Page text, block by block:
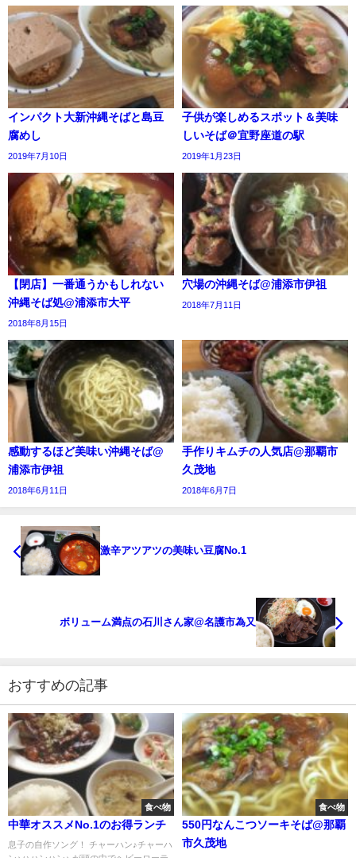
インパクト大新沖縄そばと島豆
腐めし
2019年7月10日
子供が楽しめるスポット＆美味
しいそば＠宜野座道の駅
2019年1月23日
【閉店】一番通うかもしれない
沖縄そば処@浦添市大平
2018年8月15日
穴場の沖縄そば@浦添市伊祖
2018年7月11日
感動するほど美味い沖縄そば@
浦添市伊祖
2018年6月11日
手作りキムチの人気店@那覇市
久茂地
2018年6月7日
激辛アツアツの美味い豆腐No.1
ボリューム満点の石川さん家@名護市為又
おすすめの記事
食べ物
中華オススメNo.1のお得ランチ
息子の自作ソング！ チャーハン♪チャーハ
食べ物
550円なんこつソーキそば@那覇
市久茂地